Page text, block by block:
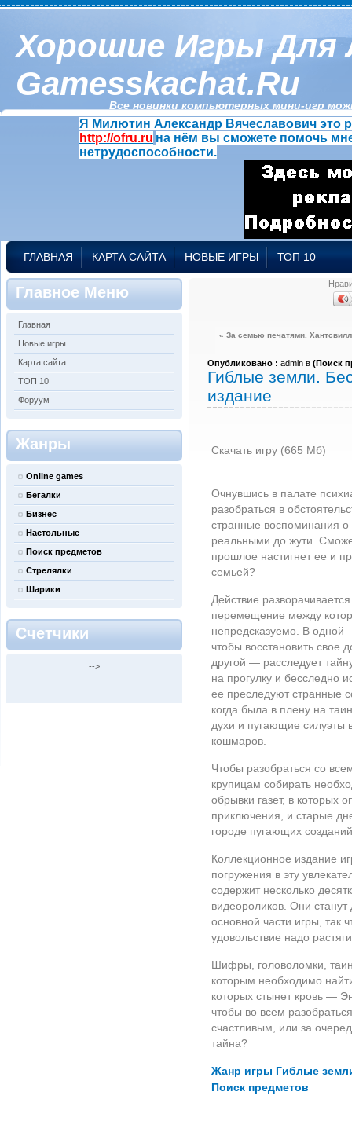
Хорошие Игры Для
Gamesskachat.ru
Все новинки компьютерных мини-игр
Я Милютин Александр Вячеславович это
http://ofru.ru на нём вы сможете помочь
нетрудоспособности.
ГЛАВНАЯ КАРТА САЙТА НОВЫЕ ИГРЫ ТОП 10
Главное Меню
Главная
Новые игры
Карта сайта
ТОП 10
Форуум
Жанры
Online games
Бегалки
Бизнес
Настольные
Поиск предметов
Стрелялки
Шарики
Счетчики
-->
« За семью печатями. Хантсвилл
Опубликовано : admin в (Поиск
Гиблые земли.
издание
Скачать игру (665 Мб)
Очнувшись в палате
разобраться в
странные воспоминания
реальными до жути.
прошлое настигнет ее и
семьей?
Действие
перемещение между
непредсказуемо. В одной
чтобы восстановить
другой — расследует
на прогулку и бесследно
ее преследуют странные
когда была в плену на
духи и пугающие силуэты
кошмаров.
Чтобы разобраться со
крупицам собирать
обрывки газет, в которых
приключения, и старые
городе пугающих
Коллекционное издание
погружения в эту
содержит несколько
видеороликов. Они
основной части игры, так
удовольствие надо
Шифры, головоломки,
которым необходимо
которых стынет кровь —
чтобы во всем
счастливым, или за
тайна?
Жанр игры Гиблые
Поиск предметов